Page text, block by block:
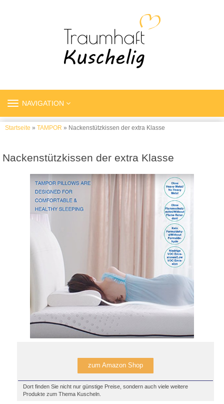
TOGGLE
NAVIGATION
Startseite » TAMPOR » Nackenstützkissen der extra Klasse
Nackenstützkissen der extra Klasse
zum Amazon Shop
Dort finden Sie nicht nur günstige Preise, sondern auch viele weitere
Produkte zum Thema Kuscheln.